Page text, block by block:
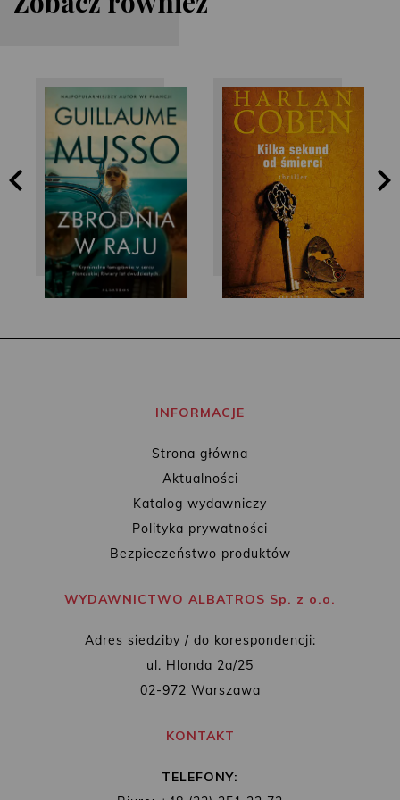
Guillaume Musso Harlan Coben
INFORMACJE
Strona główna
Aktualności
Katalog wydawniczy
Polityka prywatności
Bezpieczeństwo produktów
WYDAWNICTWO ALBATROS Sp. z o.o.
Adres siedziby / do korespondencji:
ul. Hlonda 2a/25
02-972 Warszawa
KONTAKT
TELEFONY: